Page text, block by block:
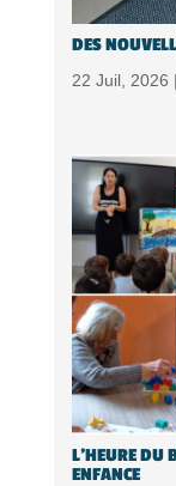
DES
22 Juil, 2026 |
L’HEURE DU
ENFANCE